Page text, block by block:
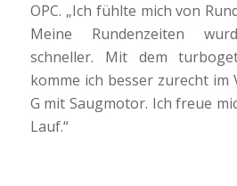
OPC. „Ich fühlte mich von
Meine Rundenzeiten
schneller. Mit dem
komme ich besser zurecht im
G mit Saugmotor. Ich freue
Lauf.“